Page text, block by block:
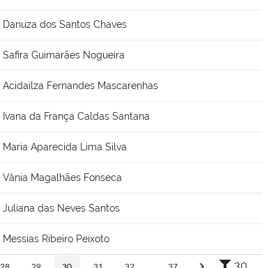
Danuza dos Santos Chaves
Safira Guimarães Nogueira
Acidailza Fernandes Mascarenhas
Ivana da França Caldas Santana
Maria Aparecida Lima Silva
Vânia Magalhães Fonseca
Juliana das Neves Santos
Messias Ribeiro Peixoto